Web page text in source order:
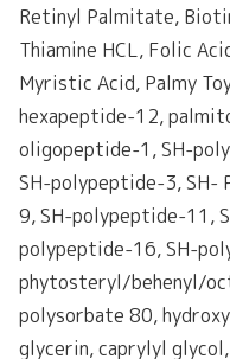
Retinyl Palmitate,
Thiamine HCL, Folic
Myristic Acid, Palmy
hexapeptide-12,
oligopeptide-1, SH-
SH-polypeptide-3, SH-
9, SH-polypeptide-11,
polypeptide-16, SH-
phytosteryl/behenyl/
polysorbate 80,
glycerin, caprylyl